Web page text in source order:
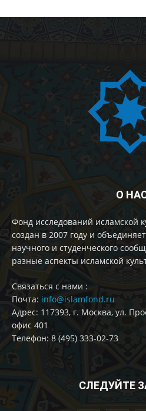
О
Фонд исследований исламской
создан в 2007 году и
научного и студенческого
разные аспекты исламской
Cвязаться с нами :
Почта: info@islamfond.ru
Адрес: 117393, г. Москва, ул.
офис 401
Телефон: 8 (495) 333-02-73
СЛЕДУЙТЕ